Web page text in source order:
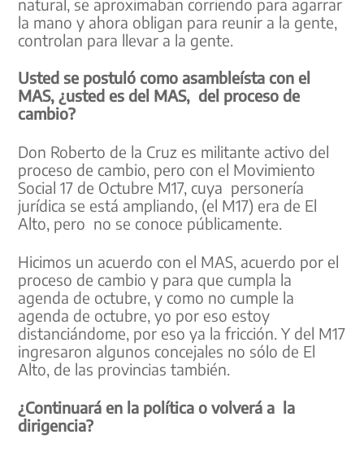
la mano y ahora obligan para reunir a la gente,
controlan para llevar a la gente.
Usted se postuló como asambleísta con el
MAS, ¿usted es del MAS, del proceso de
cambio?
Don Roberto de la Cruz es militante activo del
proceso de cambio, pero con el Movimiento
Social 17 de Octubre M17, cuya personería
jurídica se está ampliando, (el M17) era de El
Alto, pero no se conoce públicamente.
Hicimos un acuerdo con el MAS, acuerdo por el
proceso de cambio y para que cumpla la
agenda de octubre, y como no cumple la
agenda de octubre, yo por eso estoy
distanciándome, por eso ya la fricción. Y del M17
ingresaron algunos concejales no sólo de El
Alto, de las provincias también.
¿Continuará en la política o volverá a la
dirigencia?